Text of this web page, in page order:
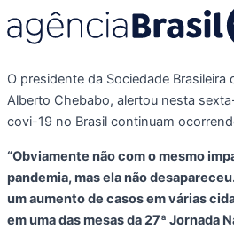
O presidente da Sociedade Brasileira
Alberto Chebabo, alertou nesta
covi-19 no Brasil continuam
“Obviamente não com o mesmo
pandemia, mas ela não
um aumento de casos em várias
em uma das mesas da 27ª Jornada